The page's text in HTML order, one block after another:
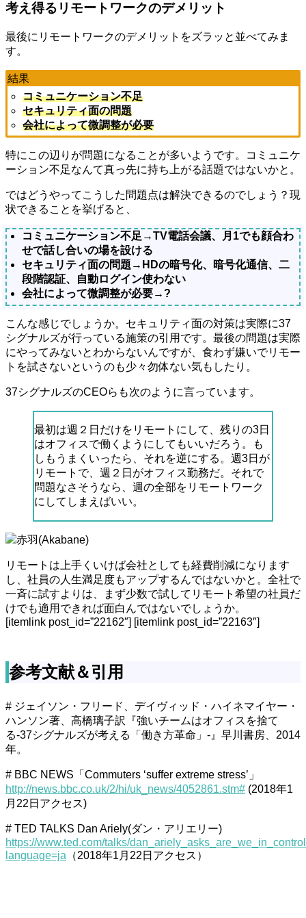
考え得るリモートワークのデメリット
最後にリモートワークのデメリットをズラッと並べてみま
す。
結果
コミュニケーション不足
セキュリティ面の問題
会社によって微調整が必要
特にこの辺りが問題になることが多いようです。コミュニケ
ーション不足なんて真っ先に持ち上がる話題ではないかと。
ではどうやってこうした問題点は解決できるのでしょう？現
状できることを挙げると、
コミュニケーション不足→TV電話会議、月1でも顔合わ
せで話し合いの場を設ける
セキュリティ面の問題→HDの暗号化、暗号化通信、二
段階認証、自動ログイン使わない
会社によって微調整が必要→?
こんな感じでしょうか。セキュリティ面の対策は実際に37
シグナルズが行っている施策の引用です。最後の問題は実際
にやってみないとわからないんですが、食わず嫌いでリモー
トを試さないというのも少々勿体ない気もしたり。
37シグナルズのCEOらも次のように言っています。
最初は週２日だけをリモートにして、残りの3日
はオフィスで働くようにしてもいいだろう。も
しもうまくいったら、それを逆にする。週3日が
リモートで、週２日がオフィス勤務だ。それで
問題なさそうなら、週の全部をリモートワーク
にしてしまえばいい。
赤羽(Akabane)
リモートは上手くいけば会社としても経費削減になります
し、社員の人生満足度もアップするんではないかと。全社で
一斉に試すよりは、まず少数で試してリモート希望の社員だ
けでも適用できれば面白んではないでしょうか。
[itemlink post_id=”22162″] [itemlink post_id=”22163″]
参考文献＆引用
# ジェイソン・フリード、デイヴィッド・ハイネマイヤー・
ハンソン著、高橋璃子訳『強いチームはオフィスを捨て
る-37シグナルズが考える「働き方革命」-』早川書房、2014
年。
# BBC NEWS「Commuters ‘suffer extreme stress’」
http://news.bbc.co.uk/2/hi/uk_news/4052861.stm# (2018年1
月22日アクセス)
# TED TALKS Dan Ariely(ダン・アリエリー)
https://www.ted.com/talks/
language=ja （2018年1月22日アクセス）